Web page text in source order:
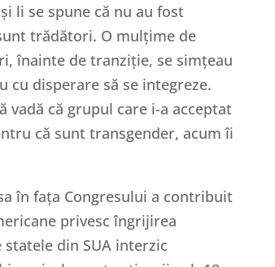
li se spune că nu au fost
trădători. O mulțime de
înainte de tranziție, se simțeau
disperare să se integreze.
vadă că grupul care i-a acceptat
că sunt transgender, acum îi
în fața Congresului a contribuit
privesc îngrijirea
din SUA interzic